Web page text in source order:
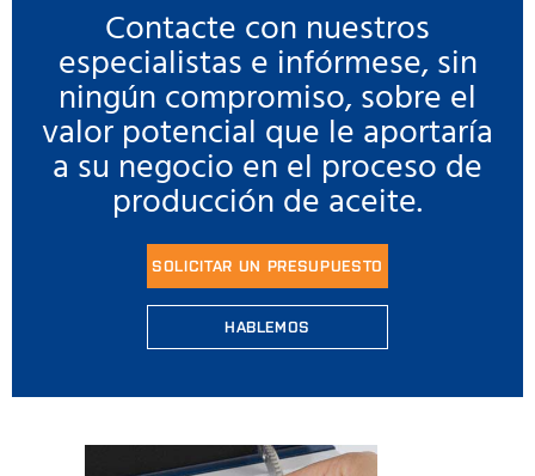
Contacte con nuestros
especialistas e infórmese, sin
ningún compromiso, sobre el
valor potencial que le aportaría
a su negocio en el proceso de
producción de aceite.
SOLICITAR UN PRESUPUESTO
HABLEMOS